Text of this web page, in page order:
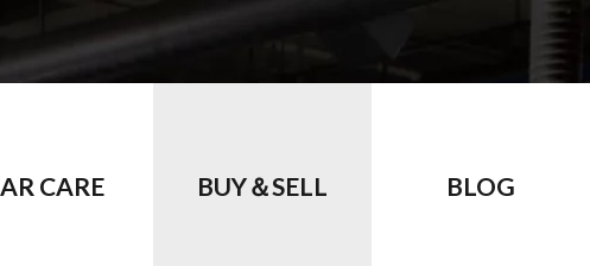
CARE BUY＆SELL BLOG